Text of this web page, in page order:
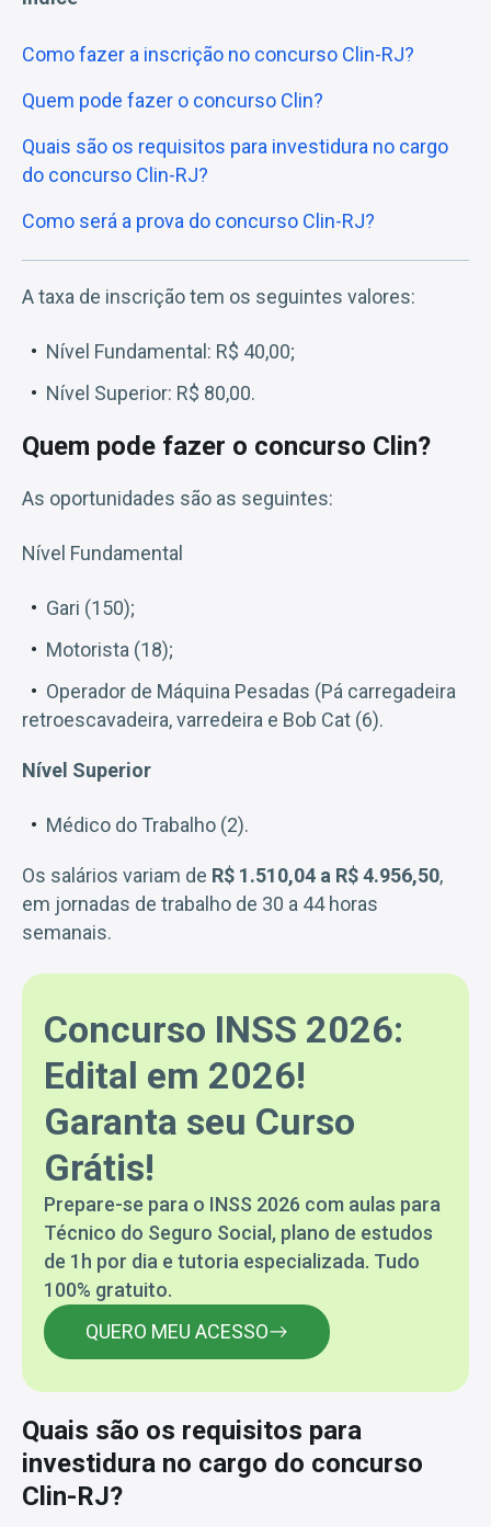
Como fazer a inscrição no concurso Clin-RJ?
Quem pode fazer o concurso Clin?
Quais são os requisitos para investidura no cargo
do concurso Clin-RJ?
Como será a prova do concurso Clin-RJ?
A taxa de inscrição tem os seguintes valores:
Nível Fundamental: R$ 40,00;
Nível Superior: R$ 80,00.
Quem pode fazer o concurso Clin?
As oportunidades são as seguintes:
Nível Fundamental
Gari (150);
Motorista (18);
Operador de Máquina Pesadas (Pá carregadeira
retroescavadeira, varredeira e Bob Cat (6).
Nível Superior
Médico do Trabalho (2).
Os salários variam de R$ 1.510,04 a R$ 4.956,50,
em jornadas de trabalho de 30 a 44 horas
semanais.
Concurso INSS 2026:
Edital em 2026!
Garanta seu Curso
Grátis!
Prepare-se para o INSS 2026 com aulas para
Técnico do Seguro Social, plano de estudos
de 1h por dia e tutoria especializada. Tudo
100% gratuito.
QUERO MEU ACESSO
Quais são os requisitos para
investidura no cargo do concurso
Clin-RJ?